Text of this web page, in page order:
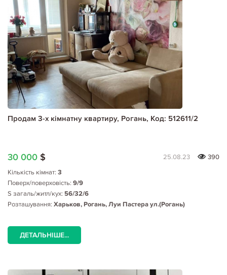
Продам 3-х кімнатну квартиру, Рогань, Код: 512611/2
30 000 $ 25.08.23
390
Кількість кімнат: 3
Поверх/поверховість: 9/9
S загаль/житл/кух: 56/32/6
Розташування: Харьков, Рогань, Луи Пастера ул.(Рогань)
ДЕТАЛЬНІШЕ...